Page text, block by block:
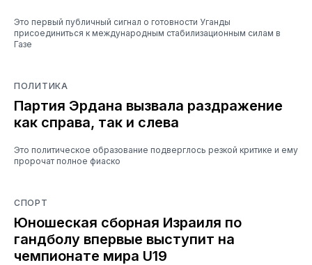
Это первый публичный сигнал о готовности Уганды
присоединиться к международным стабилизационным силам в
Газе
ПОЛИТИКА
Партия Эрдана вызвала раздражение
как справа, так и слева
Это политическое образование подверглось резкой критике и ему
пророчат полное фиаско
СПОРТ
Юношеская сборная Израиля по
гандболу впервые выступит на
чемпионате мира U19